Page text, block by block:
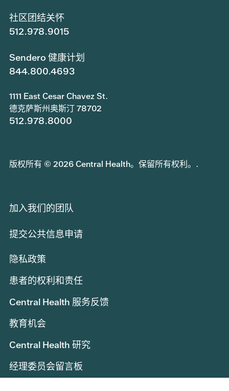
社区团结关怀
512.978.9015
Sendero 健康计划
844.800.4693
1111 East Cesar Chavez St.
德克萨斯州奥斯汀 78702
512.978.8000
版权所有 © 2026 Central Health。保留所有权利。.
加入我们的团队
提交公共信息申请
隐私政策
患者的权利和责任
Central Health 服务反馈
教育机会
Central Health 研究
经理委员会留言板